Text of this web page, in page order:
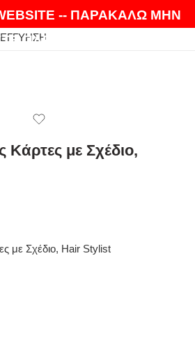
-- ΠΑΡΑΚΑΛΩ ΜΗΝ
ΠΑΡΑΓΓΕΛΙΕΣ
ΜΑΣ | EXPRESS
ΕΓΓΥΗΣΗ
Κάρτες με Σχέδιο,
με Σχέδιο, Hair Stylist